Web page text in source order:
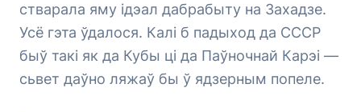
стварала яму ідэал дабрабыту на Захадзе.
Усё гэта ўдалося. Калі б падыход да СССР
быў такі як да Кубы ці да Паўночнай Карэі —
сьвет даўно ляжаў бы ў ядзерным попеле.